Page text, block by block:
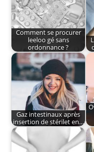
Comment se procurer
leeloo gé sans
ordonnance ?
Gaz intestinaux après
insertion de stérilet en…